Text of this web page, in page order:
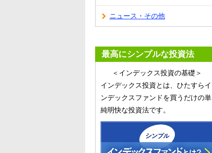
ニュース・その他
最高にシンプルな投資法
＜インデックス投資の基礎＞
インデックス投資とは、ひたすらイ
ンデックスファンドを買うだけの単
純明快な投資法です。